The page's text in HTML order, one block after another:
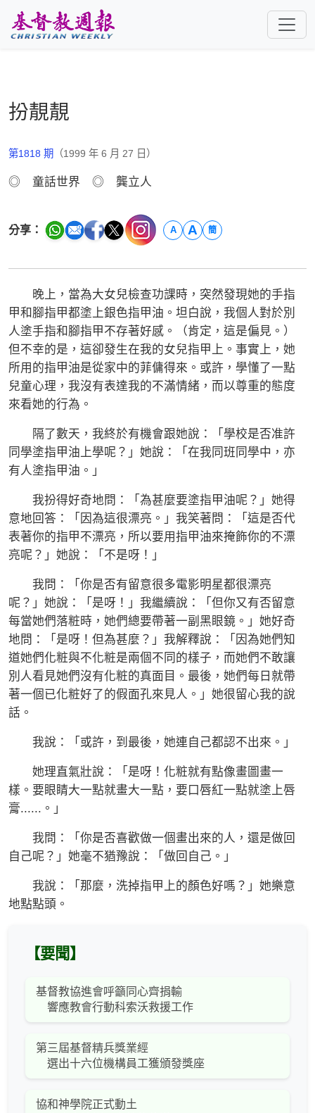
扮靚靚
第1818 期 （1999 年 6 月 27 日）
◎ 童話世界 ◎ 龔立人
分享： A A 簡
晚上，當為大女兒檢查功課時，突然發現她的手指
甲和腳指甲都塗上銀色指甲油。坦白說，我個人對於別
人塗手指和腳指甲不存著好感。（肯定，這是偏見。）
但不幸的是，這卻發生在我的女兒指甲上。事實上，她
所用的指甲油是從家中的菲傭得來。或許，學懂了一點
兒童心理，我沒有表達我的不滿情緒，而以尊重的態度
來看她的行為。
隔了數天，我終於有機會跟她說：「學校是否准許
同學塗指甲油上學呢？」她說：「在我同班同學中，亦
有人塗指甲油。」
我扮得好奇地問：「為甚麼要塗指甲油呢？」她得
意地回答：「因為這很漂亮。」我笑著問：「這是否代
表著你的指甲不漂亮，所以要用指甲油來掩飾你的不漂
亮呢？」她說：「不是呀！」
我問：「你是否有留意很多電影明星都很漂亮
呢？」她說：「是呀！」我繼續說：「但你又有否留意
每當她們落粧時，她們總要帶著一副黑眼鏡。」她好奇
地問：「是呀！但為甚麼？」我解釋說：「因為她們知
道她們化粧與不化粧是兩個不同的樣子，而她們不敢讓
別人看見她們沒有化粧的真面目。最後，她們每日就帶
著一個已化粧好了的假面孔來見人。」她很留心我的說
話。
我說：「或許，到最後，她連自己都認不出來。」
她理直氣壯說：「是呀！化粧就有點像畫圖畫一
樣。要眼睛大一點就畫大一點，要口唇紅一點就塗上唇
膏......。」
我問：「你是否喜歡做一個畫出來的人，還是做回
自己呢？」她毫不猶豫說：「做回自己。」
我說：「那麼，洗掉指甲上的顏色好嗎？」她樂意
地點點頭。
【要聞】
基督教協進會呼籲同心齊捐輸
響應教會行動科索沃救援工作
第三屆基督精兵獎業經
選出十六位機構員工獲頒發獎座
協和神學院正式動土